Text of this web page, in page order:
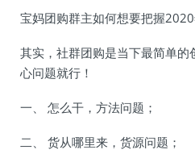
宝妈团购群主如何想要把握
其实，社群团购是当下最简单
心问题就行！
一、 怎么干，方法问题；
二、 货从哪里来，货源问题；